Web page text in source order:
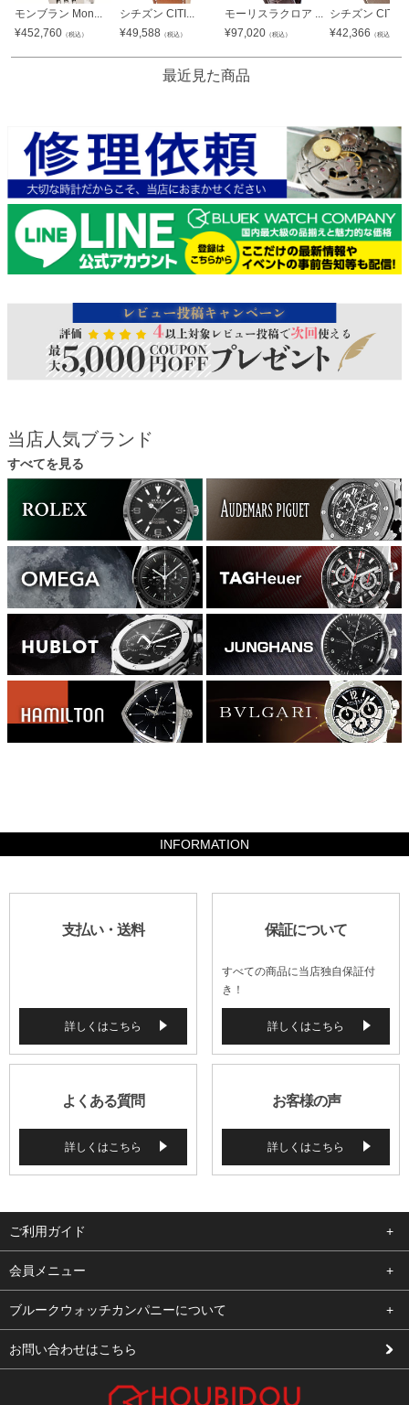
モンブラン Mon...
¥452,760 （税込）
シチズン CITI...
¥49,588 （税込）
モーリスラクロア ...
¥97,020 （税込）
シチズン CITI...
¥42,366 （税込）
最近見た商品
当店人気ブランド
すべてを見る
INFORMATION
支払い・送料
詳しくはこちら
保証について
すべての商品に当店独自保証付
き！
詳しくはこちら
よくある質問
詳しくはこちら
お客様の声
詳しくはこちら
ご利用ガイド
よくある質問
支払い・送料
修理依頼
会員メニュー
ログイン
お気に入り
ブルークウォッチカンパニーについて
会社概要
お問い合わせはこちら